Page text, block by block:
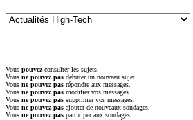
Vous pouvezconsulter les sujets.
Vous ne pouvez pas débuter un nouveau sujet.
Vous ne pouvez pas répondre aux messages.
Vous ne pouvez pas modifier vos messages.
Vous ne pouvez pas supprimer vos messages.
Vous ne pouvez pas ajouter de nouveaux sondages.
Vous ne pouvez pas participer aux sondages.